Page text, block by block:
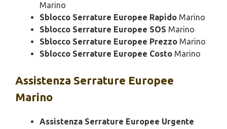
Marino
Sblocco Serrature Europee Rapido Marino
Sblocco Serrature Europee SOS Marino
Sblocco Serrature Europee Prezzo Marino
Sblocco Serrature Europee Costo Marino
Assistenza Serrature Europee
Marino
Assistenza Serrature Europee Urgente